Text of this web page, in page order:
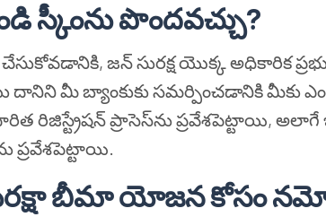
స్కీంను పొందవచ్చు?
జన్ సురక్ష యొక్క అధికారిక
మీ బ్యాంకుకు సమర్పించడానికి మీకు
రిజిస్ట్రేషన్ ప్రాసెస్‌ను ప్రవేశపెట్టాయి,
ప్రవేశపెట్టాయి.
బీమా యోజన కోసం